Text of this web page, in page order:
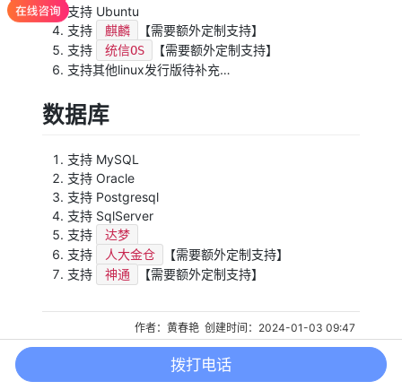
支持 Ubuntu
支持
麒麟
【需要额外定制支持】
支持
统信OS
【需要额外定制支持】
支持其他linux发行版待补充…
数据库
支持 MySQL
支持 Oracle
支持 Postgresql
支持 SqlServer
支持
达梦
支持 人大金仓
【需要额外定制支持】
支持
神通 【需要额外定制支持】
作者：黄春艳 创建时间：2024-01-03 09:47
最后编辑：hugh 更新时间：2025-11-11 15:07
拨打电话